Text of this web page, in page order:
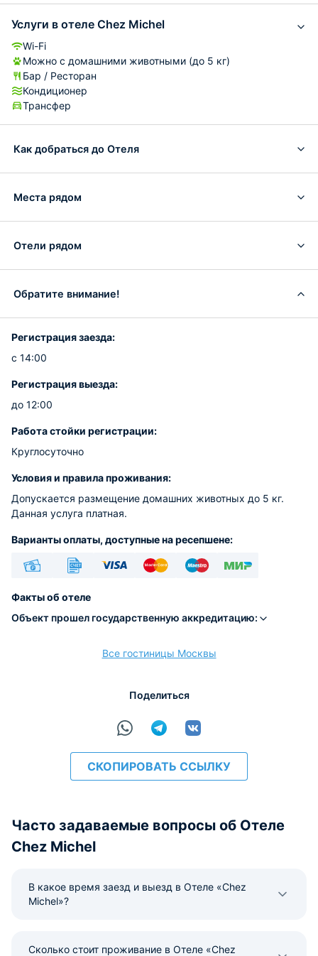
Услуги в отеле Chez Michel
Wi-Fi
Можно с домашними животными (до 5 кг)
Бар / Ресторан
Кондиционер
Трансфер
Как добраться до Отеля
Места рядом
Отели рядом
Обратите внимание!
Регистрация заезда:
с 14:00
Регистрация выезда:
до 12:00
Работа стойки регистрации:
Круглосуточно
Условия и правила проживания:
Допускается размещение домашних животных до 5 кг.
Данная услуга платная.
Варианты оплаты, доступные на ресепшене:
Факты об отеле
Объект прошел государственную аккредитацию:
Все гостиницы Москвы
Поделиться
СКОПИРОВАТЬ ССЫЛКУ
Часто задаваемые вопросы об Отеле
Chez Michel
В какое время заезд и выезд в Отеле «Chez
Michel»?
Сколько стоит проживание в Отеле «Chez